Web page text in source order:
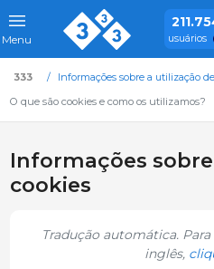
Menu usuários
333
Informações sobre a utilização
O que são cookies e como os utilizamos?
Informações
cookies
Tradução automática.
inglês,